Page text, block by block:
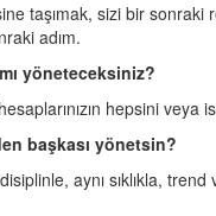
taşımak, sizi bir sonraki
adım.
yöneteceksiniz?
hepsini veya
başkası yönetsin?
disiplinle, aynı sıklıkla,